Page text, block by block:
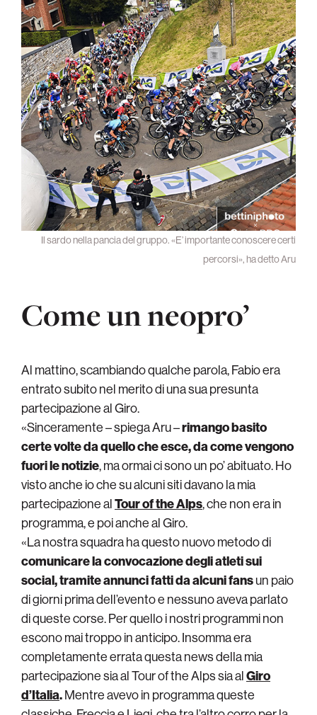
Il sardo nella pancia del gruppo. «E’ importante conoscere certi
percorsi», ha detto Aru
Come un neopro’
Al mattino, scambiando qualche parola, Fabio era
entrato subito nel merito di una sua presunta
partecipazione al Giro.
«Sinceramente – spiega Aru –rimango basito
certe volte da quello che esce, da come vengono
fuori le notizie, ma ormai ci sono un po’ abituato. Ho
visto anche io che su alcuni siti davano la mia
partecipazione alTour of the Alps, che non era in
programma, e poi anche al Giro.
«La nostra squadra ha questo nuovo metodo di
comunicare la convocazione degli atleti sui
social, tramite annunci fatti da alcuni fansun paio
di giorni prima dell’evento e nessuno aveva parlato
di queste corse. Per quello i nostri programmi non
escono mai troppo in anticipo. Insomma era
completamente errata questa news della mia
partecipazione sia al Tour of the Alps sia alGiro
d’Italia.Mentre avevo in programma queste